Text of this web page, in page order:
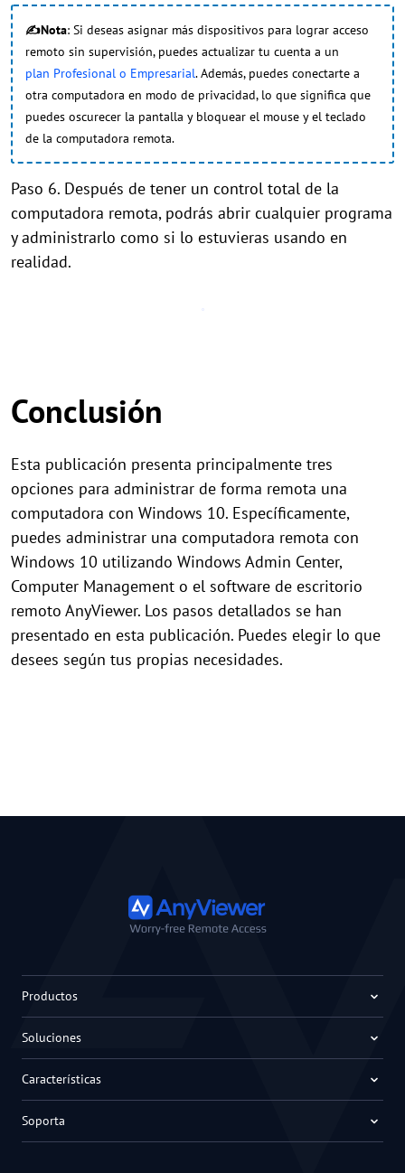
✍Nota: Si deseas asignar más dispositivos para lograr acceso
remoto sin supervisión, puedes actualizar tu cuenta a un
plan Profesional o Empresarial. Además, puedes conectarte a
otra computadora en modo de privacidad, lo que significa que
puedes oscurecer la pantalla y bloquear el mouse y el teclado
de la computadora remota.
Paso 6. Después de tener un control total de la
computadora remota, podrás abrir cualquier programa
y administrarlo como si lo estuvieras usando en
realidad.
Conclusión
Esta publicación presenta principalmente tres
opciones para administrar de forma remota una
computadora con Windows 10. Específicamente,
puedes administrar una computadora remota con
Windows 10 utilizando Windows Admin Center,
Computer Management o el software de escritorio
remoto AnyViewer. Los pasos detallados se han
presentado en esta publicación. Puedes elegir lo que
desees según tus propias necesidades.
Productos
Soluciones
Características
Soporta